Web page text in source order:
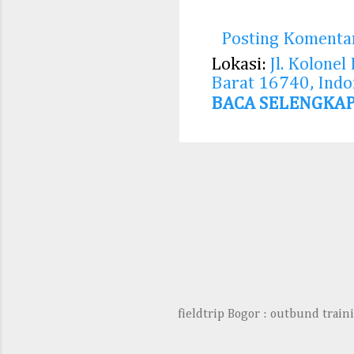
Posting
Lokasi: Jl. Kolonel
Barat 16740,
BACA
fieldtrip Bogor : outbund